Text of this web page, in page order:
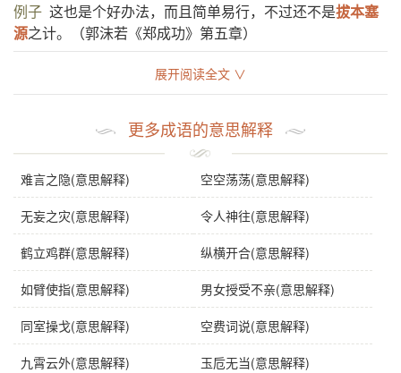
例子 这也是个好办法，而且简单易行，不过还不是拔本塞
源之计。（郭沫若《郑成功》第五章）
bá běn sè yuán
注音 ㄅㄚˊ ㄅㄣˇ ㄙㄜˋ ㄩㄢˊ
繁体 拔本僿源
感情 拔本塞源是贬义词。
用法 作谓语、定语；指人的行为。
近义词 本末倒置、拔本塞原
英语 abandon sources
字义分解
展开阅读全文 ∨
更多成语的意思解释
难言之隐(意思解释) 空空荡荡(意思解释)
无妄之灾(意思解释) 令人神往(意思解释)
鹤立鸡群(意思解释) 纵横开合(意思解释)
如臂使指(意思解释) 男女授受不亲(意思解释)
同室操戈(意思解释) 空费词说(意思解释)
九霄云外(意思解释) 玉卮无当(意思解释)